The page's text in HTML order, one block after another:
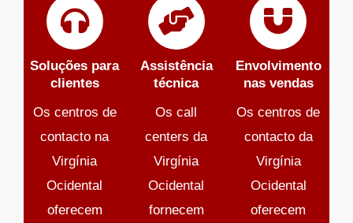
Soluções para
clientes
Os centros de
contacto na
Virgínia
Ocidental
oferecem
Assistência
técnica
Os call
centers da
Virgínia
Ocidental
fornecem
Envolvimento
nas vendas
Os centros de
contacto da
Virgínia
Ocidental
oferecem